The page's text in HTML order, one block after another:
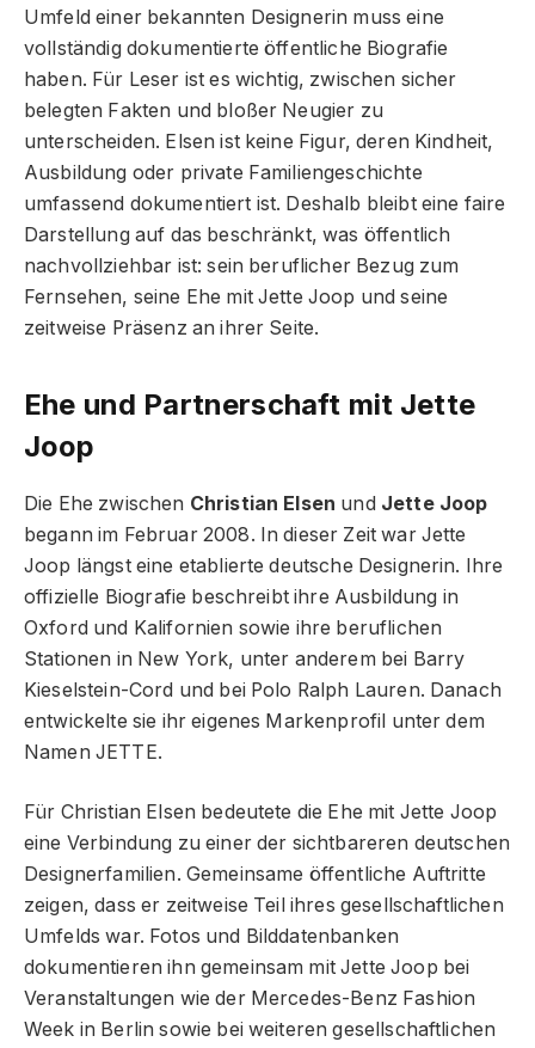
Umfeld einer bekannten Designerin muss eine
vollständig dokumentierte öffentliche Biografie
haben. Für Leser ist es wichtig, zwischen sicher
belegten Fakten und bloßer Neugier zu
unterscheiden. Elsen ist keine Figur, deren Kindheit,
Ausbildung oder private Familiengeschichte
umfassend dokumentiert ist. Deshalb bleibt eine faire
Darstellung auf das beschränkt, was öffentlich
nachvollziehbar ist: sein beruflicher Bezug zum
Fernsehen, seine Ehe mit Jette Joop und seine
zeitweise Präsenz an ihrer Seite.
Ehe und Partnerschaft mit Jette
Joop
Die Ehe zwischen Christian Elsen und Jette Joop
begann im Februar 2008. In dieser Zeit war Jette
Joop längst eine etablierte deutsche Designerin. Ihre
offizielle Biografie beschreibt ihre Ausbildung in
Oxford und Kalifornien sowie ihre beruflichen
Stationen in New York, unter anderem bei Barry
Kieselstein-Cord und bei Polo Ralph Lauren. Danach
entwickelte sie ihr eigenes Markenprofil unter dem
Namen JETTE.
Für Christian Elsen bedeutete die Ehe mit Jette Joop
eine Verbindung zu einer der sichtbareren deutschen
Designerfamilien. Gemeinsame öffentliche Auftritte
zeigen, dass er zeitweise Teil ihres gesellschaftlichen
Umfelds war. Fotos und Bilddatenbanken
dokumentieren ihn gemeinsam mit Jette Joop bei
Veranstaltungen wie der Mercedes-Benz Fashion
Week in Berlin sowie bei weiteren gesellschaftlichen